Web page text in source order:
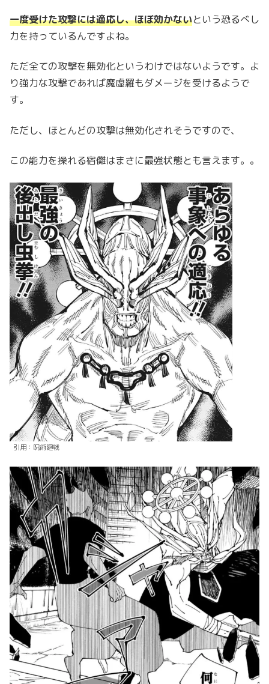
一度受けた攻撃には適応し、ほぼ効かないという恐るべし
力を持っているんですよね。
ただ全ての攻撃を無効化というわけではないようです。よ
り強力な攻撃であれば魔虚羅もダメージを受けるようで
す。
ただし、ほとんどの攻撃は無効化されそうですので、
この能力を操れる宿儺はまさに最強状態とも言えます。。
引用：呪術廻戦